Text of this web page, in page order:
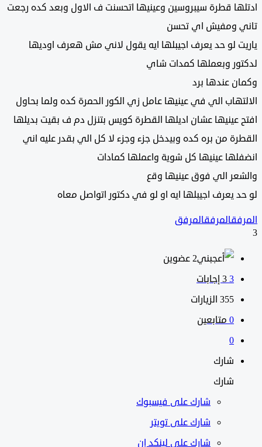
قطرة سيبروسين وعينيها اتحسنت ف الاول وبعد كده رجعت
ومفيش اي تحسن
لو حد يعرف اجيبلها ايه يقول لاني مش هعرف اوديها
وبعملها كمدات شاي
عندها برد
الي في عينيها عامل زي الكور الحمرة كده ولما بحاول
عينيها عشان اديلها القطرة كويس بتنزل دم ف بقيت بديلها
من بره كده وبيدخل جزء وجزء لا كل الي بقدر عليه اني
عينيها كل شوية واعملها كمادات
الي فوق عينيها وقع
يعرف اجيبلها ايه او لو في دكتور اتواصل معاه
المرفقالمرفق
‫2 عضوين
355 الزيارات
متابعين
شارك
شارك على فيسبوك
شارك على تويتر
شارك على لينكد إن